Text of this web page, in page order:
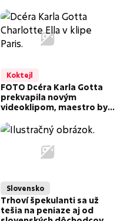
Koktejl
FOTO Dcéra Karla Gotta
prekvapila novým
videoklipom, maestro by
ukázala obrovský talent
priamo v Paríži!
Slovensko
Trhoví špekulanti sa už
tešia na peniaze aj od